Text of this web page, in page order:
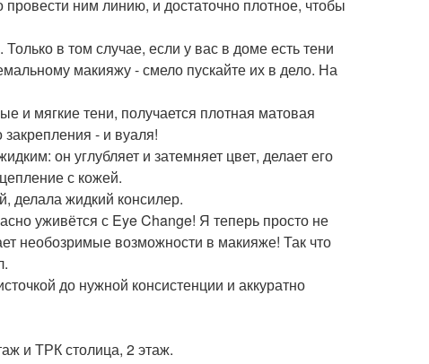
ним линию, и достаточно плотное, чтобы
в том случае, если у вас в доме есть тени
макияжу - смело пускайте их в дело. На
и мягкие тени, получается плотная матовая
- и вуаля!
он углубляет и затемняет цвет, делает его
с кожей.
делала жидкий консилер.
уживётся с Eye Change! Я теперь просто не
необозримые возможности в макияже! Так что
до нужной консистенции и аккуратно
и ТРК столица, 2 этаж.